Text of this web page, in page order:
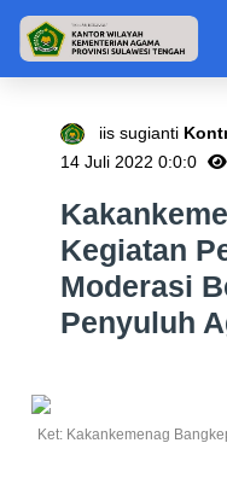
iis sugianti
14 Juli 2022 0:0:0
Kegiatan
Moderasi
Penyuluh
Ket: Kakankemenag